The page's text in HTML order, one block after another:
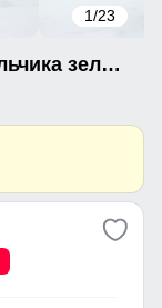
1/23
Горнолыжный костюм для мальчика зеленого цвета 9317Z